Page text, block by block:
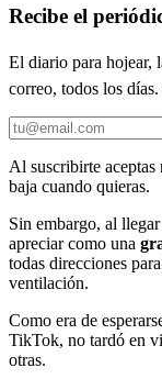
Recibe el
El diario para hojear,
correo, todos los
Al suscribirte aceptas
baja cuando quieras.
Sin embargo, al
apreciar como una
todas direcciones
ventilación.
Como era de
TikTok, no tardó en
otras.